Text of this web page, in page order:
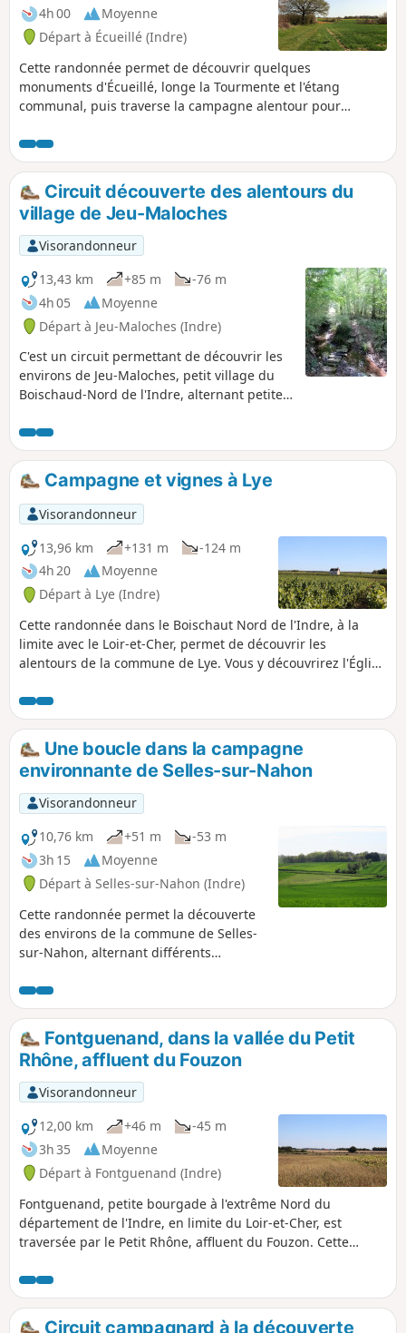
4h 00
Moyenne
Départ à Écueillé (Indre)
Cette randonnée permet de découvrir quelques
monuments d'Écueillé, longe la Tourmente et l'étang
communal, puis traverse la campagne alentour pour
Circuit découverte des alentours du
village de Jeu-Maloches
Visorandonneur
13,43 km
+85 m
-76 m
4h 05
Moyenne
Départ à Jeu-Maloches (Indre)
C'est un circuit permettant de découvrir les
environs de Jeu-Maloches, petit village du
Boischaud-Nord de l'Indre, alternant petites
vue intéressants.
Campagne et vignes à Lye
Visorandonneur
13,96 km
+131 m
-124 m
4h 20
Moyenne
Départ à Lye (Indre)
Cette randonnée dans le Boischaut Nord de l'Indre, à la
limite avec le Loir-et-Cher, permet de découvrir les
alentours de la commune de Lye. Vous y découvrirez l'Église
Saray (privé), en longeant le Traîne-Feuilles. Petites routes
et chemins vous emmèneront jusqu'au vignoble de Lye
appartenant aux appellations Valençay et Val de Loire d'où
vous pourrez admirer la maison de vigne « La Loge à Perrin
».
Une boucle dans la campagne
environnante de Selles-sur-Nahon
Visorandonneur
10,76 km
+51 m
-53 m
3h 15
Moyenne
Départ à Selles-sur-Nahon (Indre)
Cette randonnée permet la découverte
des environs de la commune de Selles-
sur-Nahon, alternant différents
Fontguenand, dans la vallée du Petit
Rhône, affluent du Fouzon
Visorandonneur
12,00 km
+46 m
-45 m
3h 35
Moyenne
Départ à Fontguenand (Indre)
Fontguenand, petite bourgade à l'extrême Nord du
département de l'Indre, en limite du Loir-et-Cher, est
traversée par le Petit Rhône, affluent du Fouzon. Cette
typique du Boischaut-Nord, des vignes aux cultures
céréalières, en passant par la petite chapelle de l'Epinat.
Circuit campagnard à la découverte